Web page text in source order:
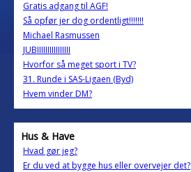
Gratis adgang til AGF!
Så opfør jer dog ordentligt!!!!!!!
Michael Rasmussen
JUBIIIIIIIIIIIIIIII
Hvorfor så meget sport i TV?
31. Runde i SAS-Ligaen (Byd)
Hvem vinder DM?
Hus & Have
Hvad gør jeg?
Er du ved at bygge hus eller overvejer det?